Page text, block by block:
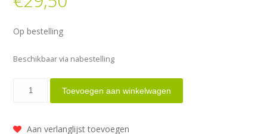
Op bestelling
Beschikbaar via nabestelling
Honda
aantal
Toevoegen aan winkelwagen
Aan verlanglijst toevoegen